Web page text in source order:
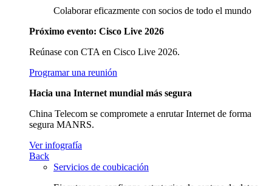
Colaborar eficazmente con socios de todo el mundo
Próximo evento: Cisco Live 2026
Reúnase con CTA en Cisco Live 2026.
Programar una reunión
Hacia una Internet mundial más segura
China Telecom se compromete a enrutar Internet de forma
segura MANRS.
Ver infografía
Back
Servicios de coubicación